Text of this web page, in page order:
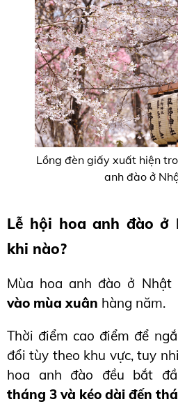
Lồng đèn giấy xuất hiện
anh đào ở
Lễ hội hoa anh đào ở
khi nào?
vào mùa xuân hàng năm.
Thời điểm cao điểm để
đổi tùy theo khu vực, tuy
hoa anh đào đều bắt
tháng 3 và kéo dài đến